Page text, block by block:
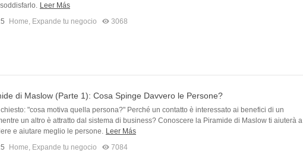
Leer Más
Home, Expande tu negocio 3068
di Maslow (Parte 1): Cosa Spinge Davvero le Persone?
"cosa motiva quella persona?" Perché un contatto è interessato ai benefici di un
un altro è attratto dal sistema di business? Conoscere la Piramide di Maslow ti aiuterà a
e aiutare meglio le persone. Leer Más
Home, Expande tu negocio 7084